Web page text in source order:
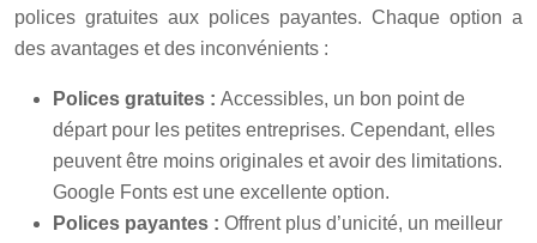
polices gratuites aux polices payantes. Chaque option a
des avantages et des inconvénients :
Polices gratuites : Accessibles, un bon point de
départ pour les petites entreprises. Cependant, elles
peuvent être moins originales et avoir des limitations.
Google Fonts est une excellente option.
Polices payantes : Offrent plus d’unicité, un meilleur